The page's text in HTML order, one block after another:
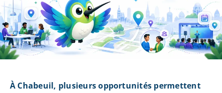
À Chabeuil, plusieurs opportunités permettent